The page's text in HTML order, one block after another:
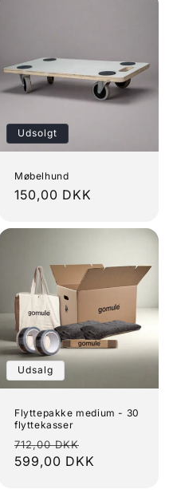
Udsolgt
Møbelhund
Normalpris
150,00 DKK
Udsalg
Flyttepakke medium - 30
flyttekasser
Normalpris
712,00 DKK
599,00 DKK